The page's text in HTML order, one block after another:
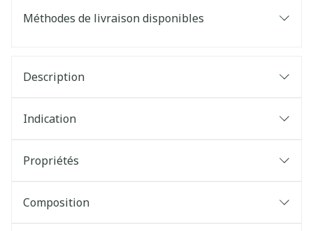
Méthodes de livraison disponibles
Description
Indication
Propriétés
Composition